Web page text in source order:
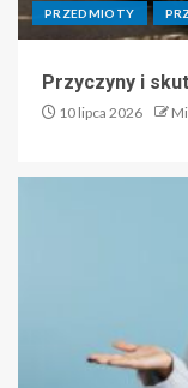
PRZEDMIOTY
Przyczyny i
10 lipca 2026